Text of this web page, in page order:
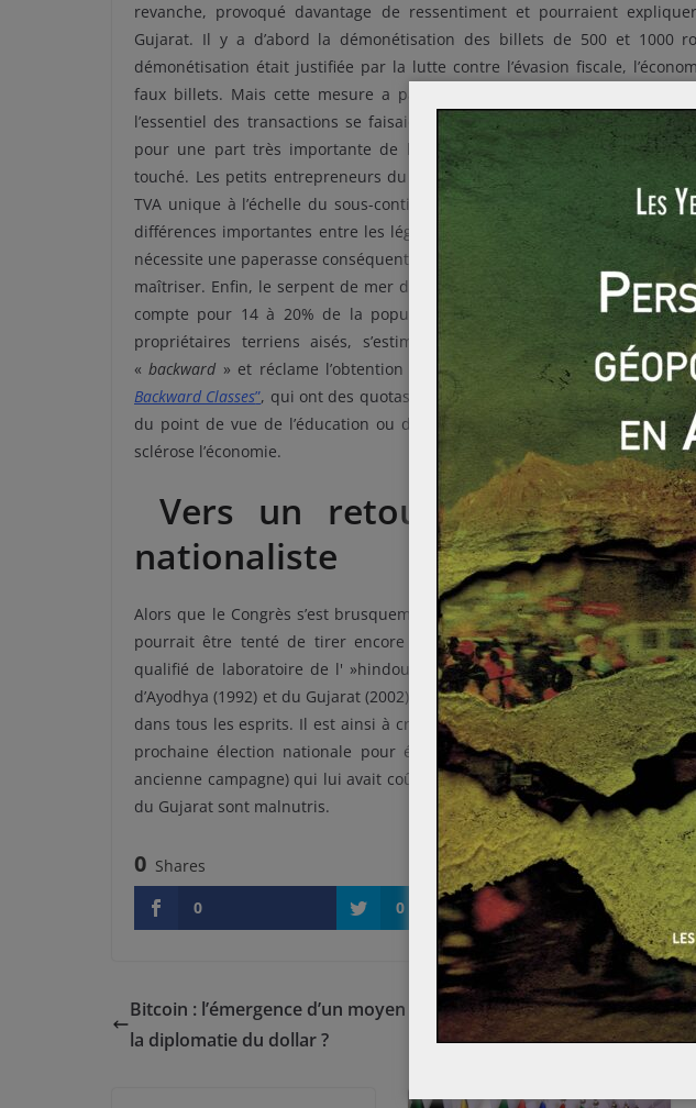
revanche, provoqué davantage de ressentiment et pourraient
Gujarat. Il y a d’abord la démonétisation des billets de 500 et 1000
démonétisation était justifiée par la lutte contre l’évasion fiscale,
faux billets. Mais cette mesure a particulièrement touché les petits
l’essentiel des transactions se faisaient grâce à ces coupures, tandis
pour une part très importante de l’économie indienne et emploie de
touché. Les petits entrepreneurs du Gujarat subissent également les
TVA unique à l’échelle du sous-continent. Cette réforme avait pour but
différences importantes entre les législations régionales et ainsi d’attirer
nécessite une paperasse conséquente que les très nombreux
maîtriser. Enfin, le serpent de mer des castes fait son retour sur la scène
compte pour 14 à 20% de la population du Gujarat et rassemble
propriétaires terriens aisés, s’estime lésée par la discrimination
«backward » et réclame l’obtention d’un statut similaire. La
Backward Classes”, qui ont des quotas réservés en termes d’emploi, alors
du point de vue de l’éducation ou du contexte social, souligne
sclérose l’économie.
Vers un retour en force
nationaliste
Alors que le Congrès s’est brusquement transformé en défenseur de
pourrait être tenté de tirer encore davantage sur la corde
qualifié de laboratoire de l' »hindouïté », pour ne pas perdre son
d’Ayodhya (1992) et du Gujarat (2002), dont les responsables n’ont jamais
dans tous les esprits. Il est ainsi à craindre que le BJP fasse de l'
prochaine élection nationale pour échapper au syndrome de «l’Inde
ancienne campagne) qui lui avait coûté très cher en 2004, alors que le
du Gujarat sont malnutris.
0 Shares
0
0 0
Bitcoin : l’émergence d’un moyen de lutte contre
la diplomatie du dollar ?
Japon : première